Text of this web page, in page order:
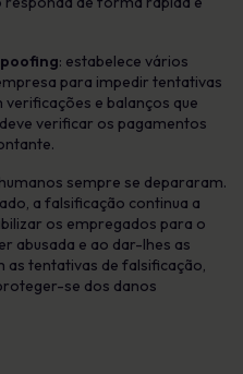
: estabelece vários
para impedir tentativas
e balanços que
verificar os pagamentos
sempre se depararam.
a falsificação continua a
os empregados para o
abusada e ao dar-lhes as
tentativas de falsificação,
se dos danos